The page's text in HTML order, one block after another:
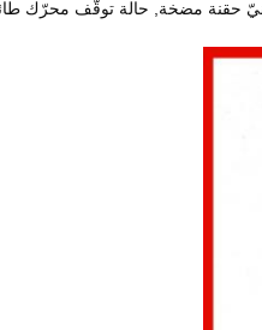
مضخة, حالة توقّف محرّك